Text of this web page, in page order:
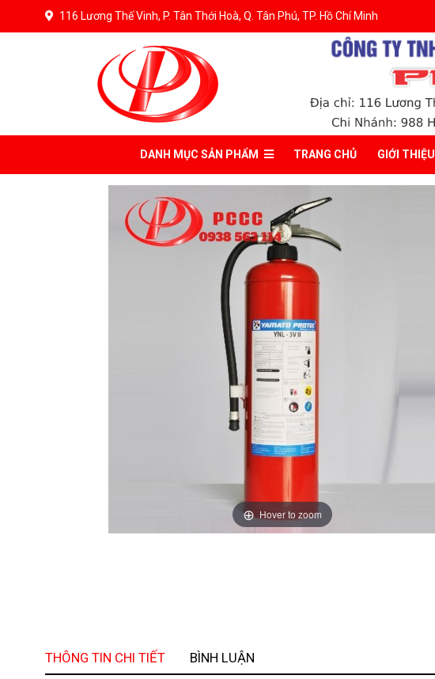
116 Lương Thế Vinh, P. Tân Thới Hoà, Q. Tân Phú, TP. Hồ Chí Minh
DANH MỤC SẢN PHẨM TRANG CHỦ GIỚI THIỆU
Hover to zoom
THÔNG TIN CHI TIẾT BÌNH LUẬN